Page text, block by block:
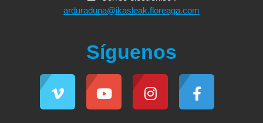
arduraduna@ikasleak.floreaga.com
Síguenos